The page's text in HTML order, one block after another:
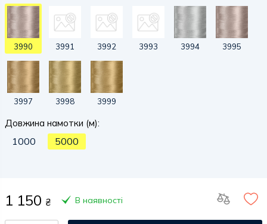
3990 3991 3992 3993 3994 3995
3997 3998 3999
Довжина намотки (м):
1000 5000
1 150 ₴ В наявності